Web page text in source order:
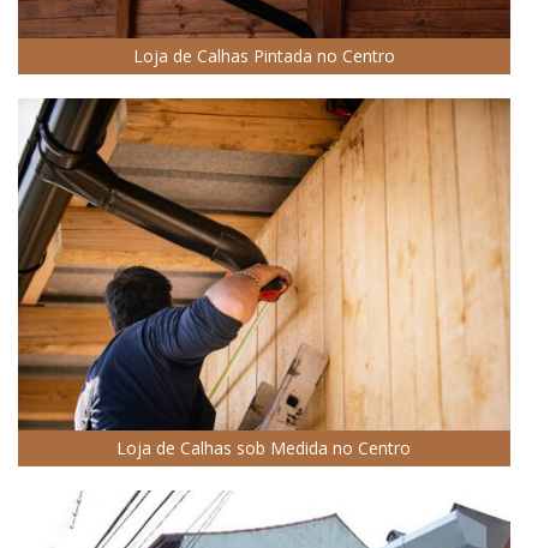
Loja de Calhas Pintada no Centro
Loja de Calhas sob Medida no Centro